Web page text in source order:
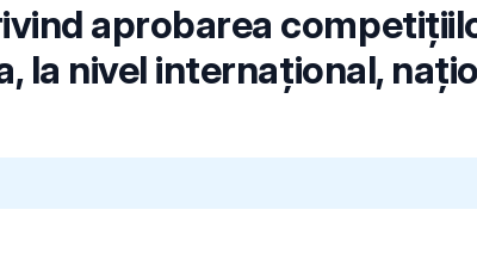
aprobarea
la nivel internațional,